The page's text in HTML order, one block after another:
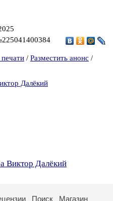
/ Разместить анонс /
Далёкий
Виктор Далёкий
Поиск Магазин